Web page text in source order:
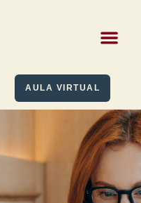
AULA VIRTUAL